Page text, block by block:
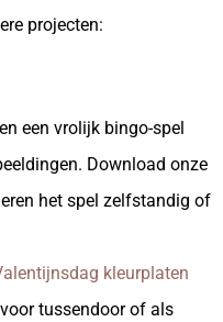
projecten:
een vrolijk bingo-spel
Download onze
het spel zelfstandig of
kleurplaten
tussendoor of als